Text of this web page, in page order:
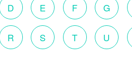
D E F G
R S T U